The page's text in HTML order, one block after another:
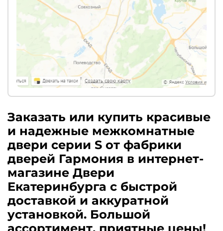
Заказать или купить красивые
и надежные межкомнатные
двери серии S от фабрики
дверей Гармония в интернет-
магазине Двери
Екатеринбурга с быстрой
доставкой и аккуратной
установкой. Большой